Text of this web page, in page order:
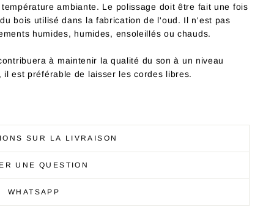
ambiante. Le polissage doit être fait une fois
bois utilisé dans la fabrication de l'oud. Il n'est pas
humides, humides, ensoleillés ou chauds.
à maintenir la qualité du son à un niveau
est préférable de laisser les cordes libres.
SUR LA LIVRAISON
UNE QUESTION
WHATSAPP